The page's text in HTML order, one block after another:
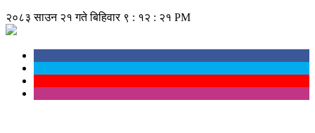
२०८३ साउन २१ गते बिहिवार ९ : १२ : २२ PM